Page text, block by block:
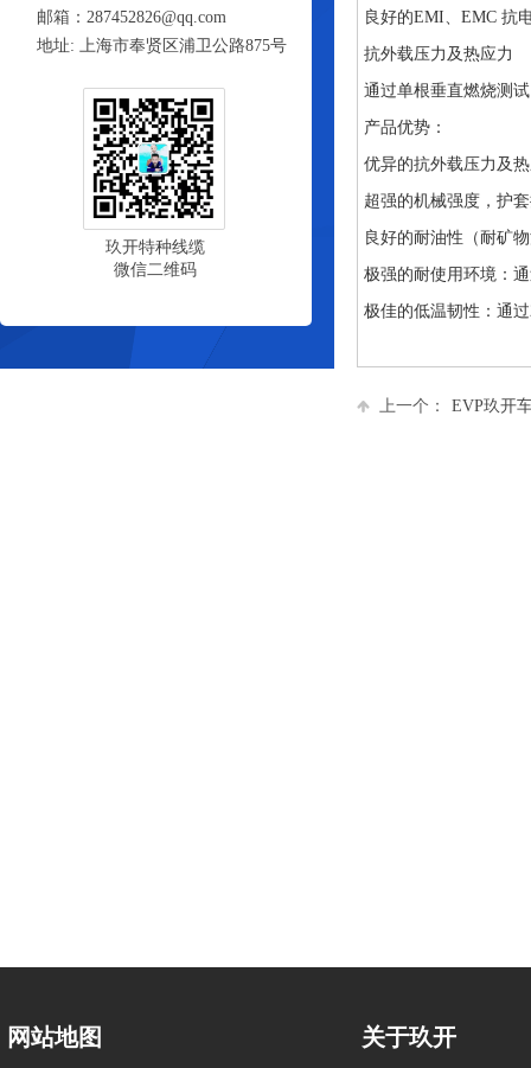
邮箱：287452826@qq.com
地址: 上海市奉贤区浦卫公路875号
玖开特种线缆
微信二维码
良好的EMI、EMC 抗
抗外载压力及热应力
通过单根垂直燃烧测
产品优势：
优异的抗外载压力及
超强的机械强度，护
良好的耐油性（耐矿
极强的耐使用环境：
极佳的低温韧性：通
上一个： EVP玖开
网站地图 关于玖开